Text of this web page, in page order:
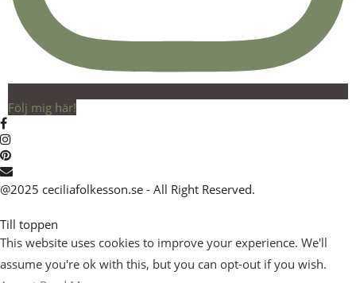
Följ mig här!
@2025 ceciliafolkesson.se - All Right Reserved.
Till toppen
This website uses cookies to improve your experience. We'll
assume you're ok with this, but you can opt-out if you wish.